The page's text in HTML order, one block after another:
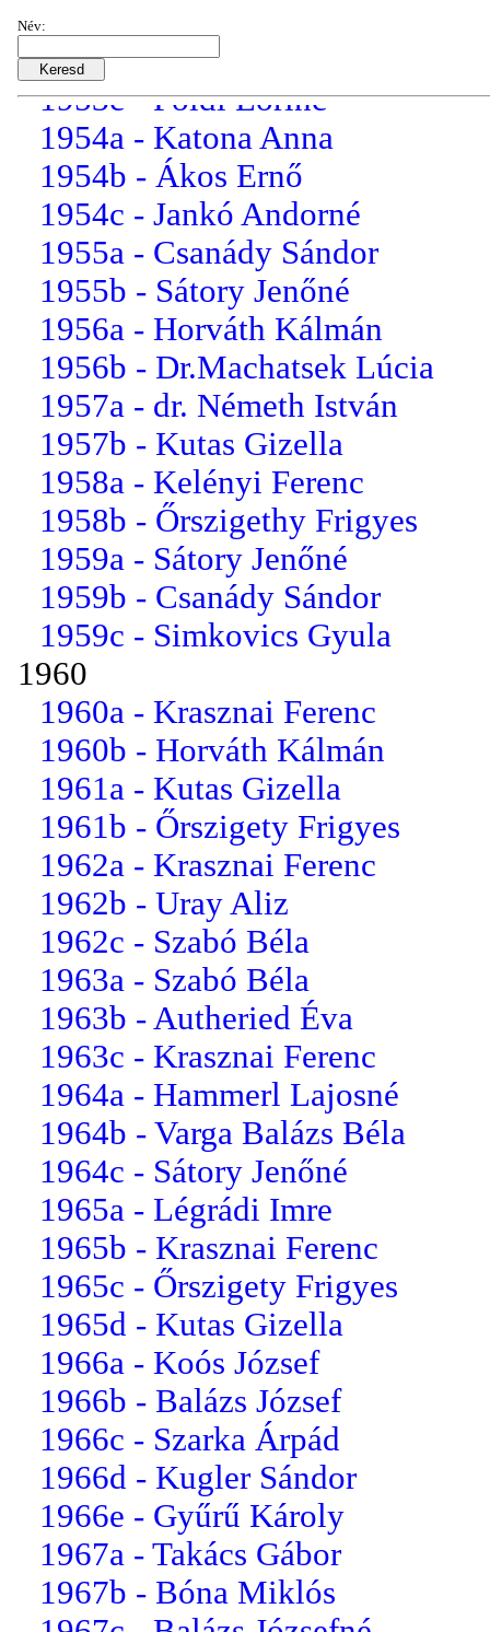
Név:1953a - Horváth Kálmán
1953b - Őrszigety Frigyes
1953c - Földi Lőrinc
1954a - Katona Anna
1954b - Ákos Ernő
1954c - Jankó Andorné
1955a - Csanády Sándor
1955b - Sátory Jenőné
1956a - Horváth Kálmán
1956b - Dr.Machatsek Lúcia
1957a - dr. Németh István
1957b - Kutas Gizella
1958a - Kelényi Ferenc
1958b - Őrszigethy Frigyes
1959a - Sátory Jenőné
1959b - Csanády Sándor
1959c - Simkovics Gyula
1960
1960a - Krasznai Ferenc
1960b - Horváth Kálmán
1961a - Kutas Gizella
1961b - Őrszigety Frigyes
1962a - Krasznai Ferenc
1962b - Uray Aliz
1962c - Szabó Béla
1963a - Szabó Béla
1963b - Autheried Éva
1963c - Krasznai Ferenc
1964a - Hammerl Lajosné
1964b - Varga Balázs Béla
1964c - Sátory Jenőné
1965a - Légrádi Imre
1965b - Krasznai Ferenc
1965c - Őrszigety Frigyes
1965d - Kutas Gizella
1966a - Koós József
1966b - Balázs József
1966c - Szarka Árpád
1966d - Kugler Sándor
1966e - Gyűrű Károly
1967a - Takács Gábor
1967b - Bóna Miklós